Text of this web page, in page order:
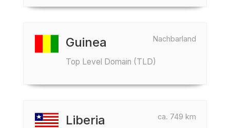
Nachbarland
Guinea
Top Level Domain (TLD)
ca. 749 km
Liberia